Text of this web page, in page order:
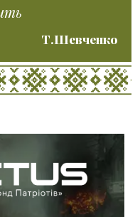
Т.Шевченко